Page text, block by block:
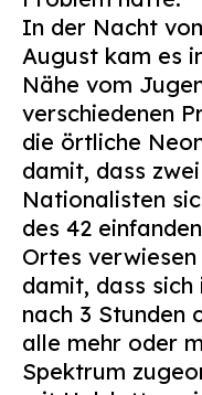
In der Nacht
August kam es
Nähe vom
verschiedenen
die örtliche
damit, dass
Nationalisten
des 42
Ortes
damit, dass
nach 3 Stunden
alle mehr oder
Spektrum